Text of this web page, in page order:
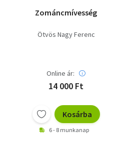
Zománcmívesség
Ötvös Nagy Ferenc
Online ár:
14 000 Ft
Kosárba
6 - 8 munkanap